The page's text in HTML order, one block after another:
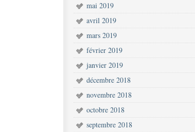
mai 2019
avril 2019
mars 2019
février 2019
janvier 2019
décembre 2018
novembre 2018
octobre 2018
septembre 2018